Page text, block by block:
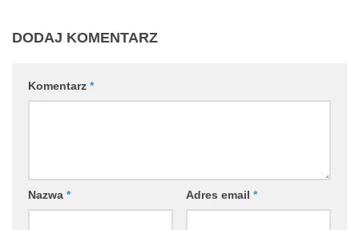
DODAJ KOMENTARZ
Komentarz *
Nazwa * Adres email *